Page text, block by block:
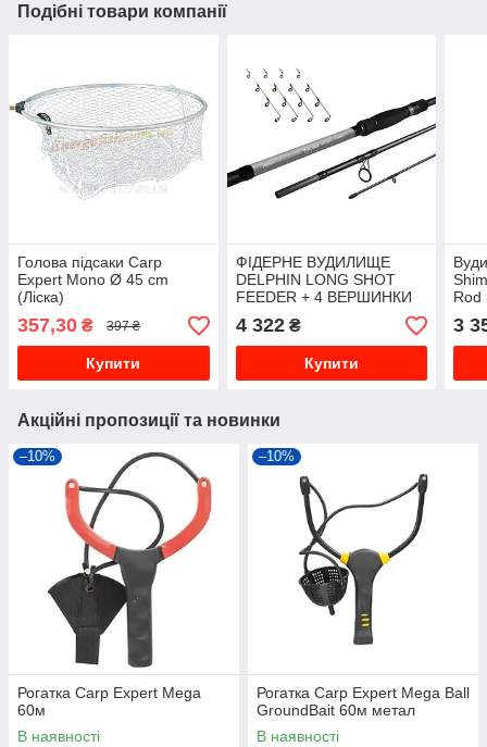
Подібні товари компанії
Голова підсаки Carp
Expert Mono Ø 45 cm
(Ліска)
357,30 ₴ 397 ₴
Купити
ФІДЕРНЕ ВУДИЛИЩЕ
DELPHIN LONG SHOT
FEEDER + 4 ВЕРШИНКИ
360CM/3,5LBS
4 322₴
Купити
Rod
3
Акційні пропозиції та новинки
–10%
Рогатка Carp Expert Mega
60м
В наявності
–10%
Рогатка Carp Expert Mega Ball
GroundBait 60м метал
В наявності